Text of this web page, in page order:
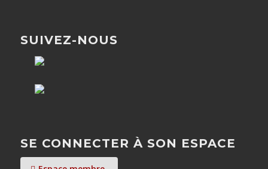
SUIVEZ-NOUS
SE CONNECTER À SON ESPACE